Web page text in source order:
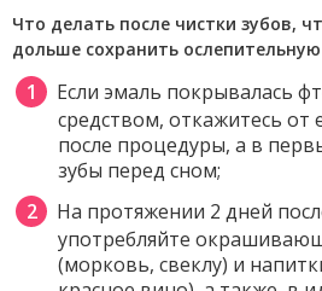
Что делать после чистки зубов,
дольше сохранить
Если эмаль покрывалась
средством, откажитесь от
после процедуры, а в
зубы перед сном;
На протяжении 2 дней
употребляйте
(морковь, свеклу) и